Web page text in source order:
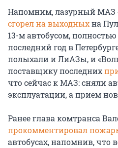
Напомним, лазурный МАЗ
сгорел на выходныхна
13-м автобусом,
последний год в
полыхали и ЛиАЗы, и
поставщику последних
что сейчас к МАЗ: сняли
эксплуатации, а прием
Ранее глава комтранса
прокомментировал
автобусах, напомнив, что